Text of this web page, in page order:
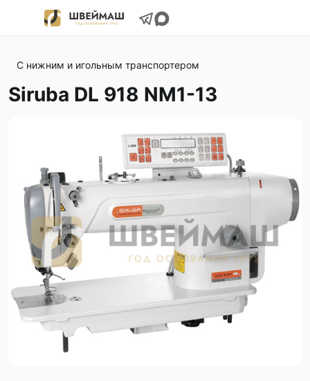
С нижним и игольным транспортером
Siruba DL 918 NМ1-13